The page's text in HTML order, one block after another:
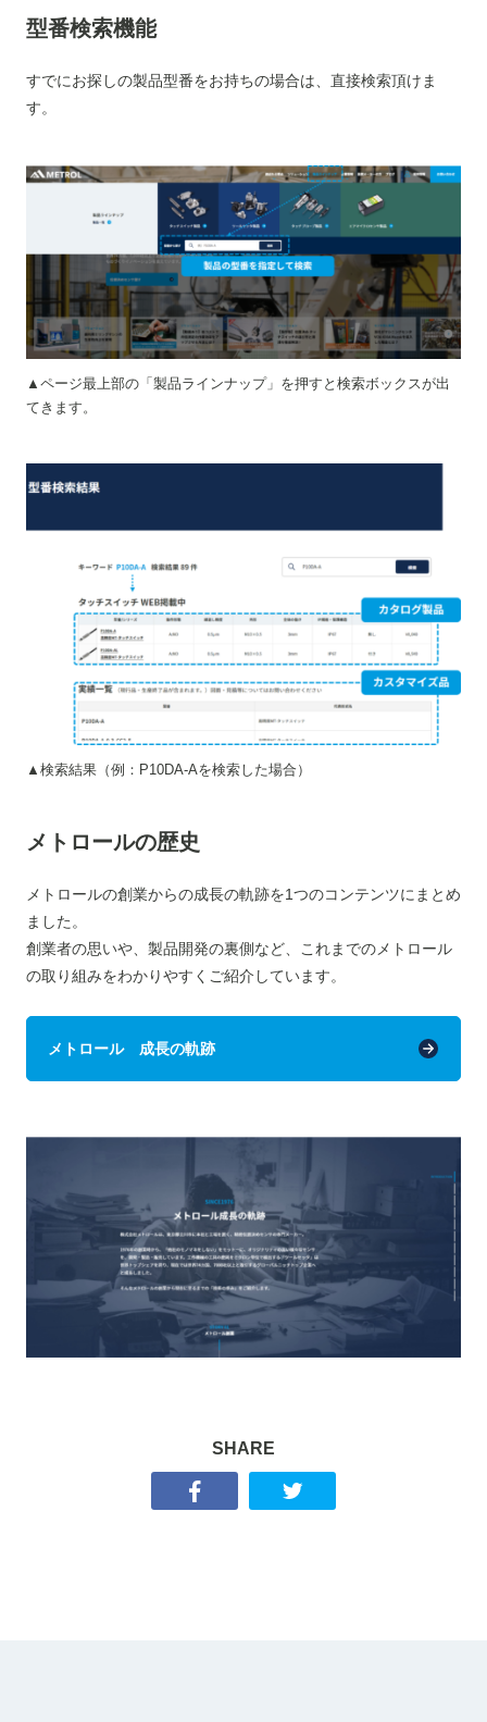
型番検索機能
すでにお探しの製品型番をお持ちの場合は、直接検索頂けま
す。
▲ページ最上部の「製品ラインナップ」を押すと検索ボックスが出
てきます。
▲検索結果（例：P10DA-Aを検索した場合）
メトロールの歴史
メトロールの創業からの成長の軌跡を1つのコンテンツにまとめ
ました。
創業者の思いや、製品開発の裏側など、これまでのメトロール
の取り組みをわかりやすくご紹介しています。
メトロール 成長の軌跡
SHARE